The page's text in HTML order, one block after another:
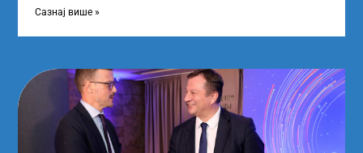
Сазнај више »